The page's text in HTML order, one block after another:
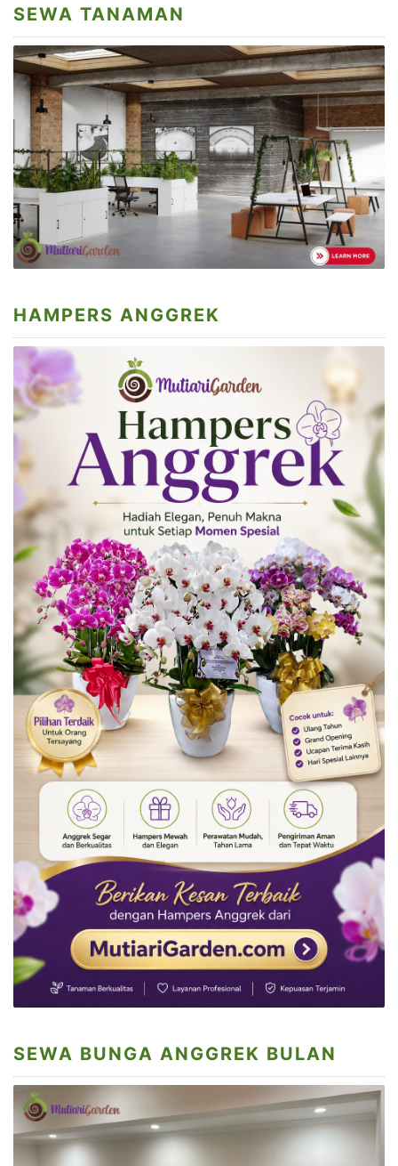
SEWA TANAMAN
HAMPERS ANGGREK
SEWA BUNGA ANGGREK BULAN